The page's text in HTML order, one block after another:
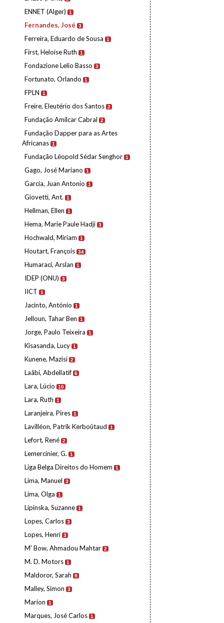
ENNET (Alger) 1
Fernandes, José 3
Ferreira, Eduardo de Sousa 1
First, Heloise Ruth 1
Fondazione Lelio Basso 3
Fortunato, Orlando 1
FPLN 1
Freire, Eleutério dos Santos 2
Fundação Amílcar Cabral 2
Fundação Dapper para as Artes
Africanas 1
Fundação Léopold Sédar Senghor 1
Gago, José Mariano 1
Garcia, Juan Antonio 1
Giovetti, Ant. 1
Hellman, Ellen 1
Hema, Marie Paule Hadji 3
Hochwald, Miriam 1
Houtart, François 34
Humaraci, Arslan 1
IDEP (ONU) 3
IICT 1
Jacinto, António 1
Jelloun, Tahar Ben 1
Jorge, Paulo Teixeira 1
Kisasanda, Lucy 1
Kunene, Mazisi 2
Laâbi, Abdellatif 6
Lara, Lúcio 10
Lara, Ruth 1
Laranjeira, Pires 1
Lavilléon, Patrik Kerboûtaud 1
Lefort, René 2
Lemercinier, G. 1
Liga Belga Direitos do Homem 1
Lima, Manuel 3
Lima, Olga 1
Lipinska, Suzanne 1
Lopes, Carlos 3
Lopes, Henri 3
M' Bow, Ahmadou Mahtar 2
M. D. Motors 1
Maldoror, Sarah 9
Malley, Simon 3
Marion 1
Marques, José Carlos 1